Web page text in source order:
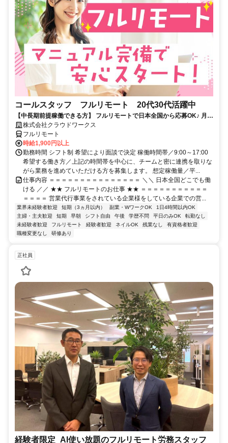
コールスタッフ フルリモート 20代30代活躍中
【中長期前提稼働できる方】 フルリモートで日本全国から応募OK♪ 月稼
働80時間で安定収入！
株式会社クラウドワークス
フルリモート
時給1,900円以上
勤務時間 シフト制 希望により面談で決定 稼働時間帯／9:00～17:00
希望する働き方／上記の時間帯を中心に、チームと密に連携を取りな
がら業務を進めていただける方を募集します。 想定稼働量／平...
仕事内容 ＝＝＝＝＝＝＝＝＝＝＝＝＝＝＝ ＼＼ 日本全国どこでも働
ける ／／ ★★ フルリモートのお仕事 ★★ ＝＝＝＝＝＝＝＝＝＝＝
＝＝＝＝ 営業代行事業をされている企業様をしている企業での営...
業界未経験者歓迎 短期（3ヵ月以内） 副業・WワークOK
1日4時間以内OK
主婦・主夫歓迎
短期 早朝 シフト自由 午後 学歴不問 平日のみOK
転勤なし
未経験者歓迎
フルリモート 経験者歓迎 ネイルOK 残業なし
有資格者歓迎
職種変更なし
研修あり
正社員
経験者限定_AI使い放題のフルリモート労務スタッフ